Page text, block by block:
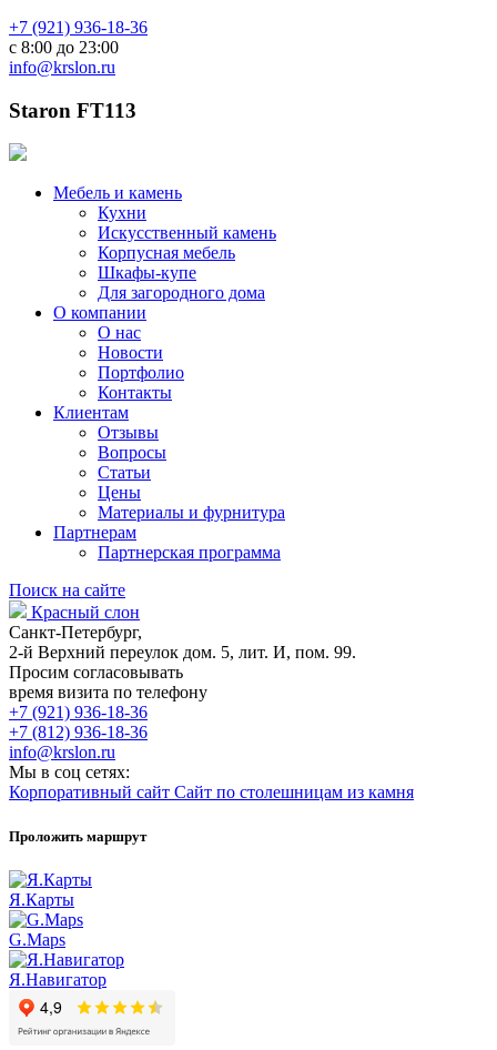
+7 (921) 936-18-36
с 8:00 до 23:00
info@krslon.ru
Staron FT113
Мебель и камень
Кухни
Искусственный камень
Корпусная мебель
Шкафы-купе
Для загородного дома
О компании
О нас
Новости
Портфолио
Контакты
Клиентам
Отзывы
Вопросы
Статьи
Цены
Материалы и фурнитура
Партнерам
Партнерская программа
Поиск на сайте
Красный слон
Санкт-Петербург,
2-й Верхний переулок дом. 5, лит. И, пом. 99.
Просим согласовывать
время визита по телефону
+7 (921) 936-18-36
+7 (812) 936-18-36
info@krslon.ru
Мы в соц сетях:
Корпоративный сайт Сайт по столешницам из камня
Проложить маршрут
Я.Карты
G.Maps
Я.Навигатор